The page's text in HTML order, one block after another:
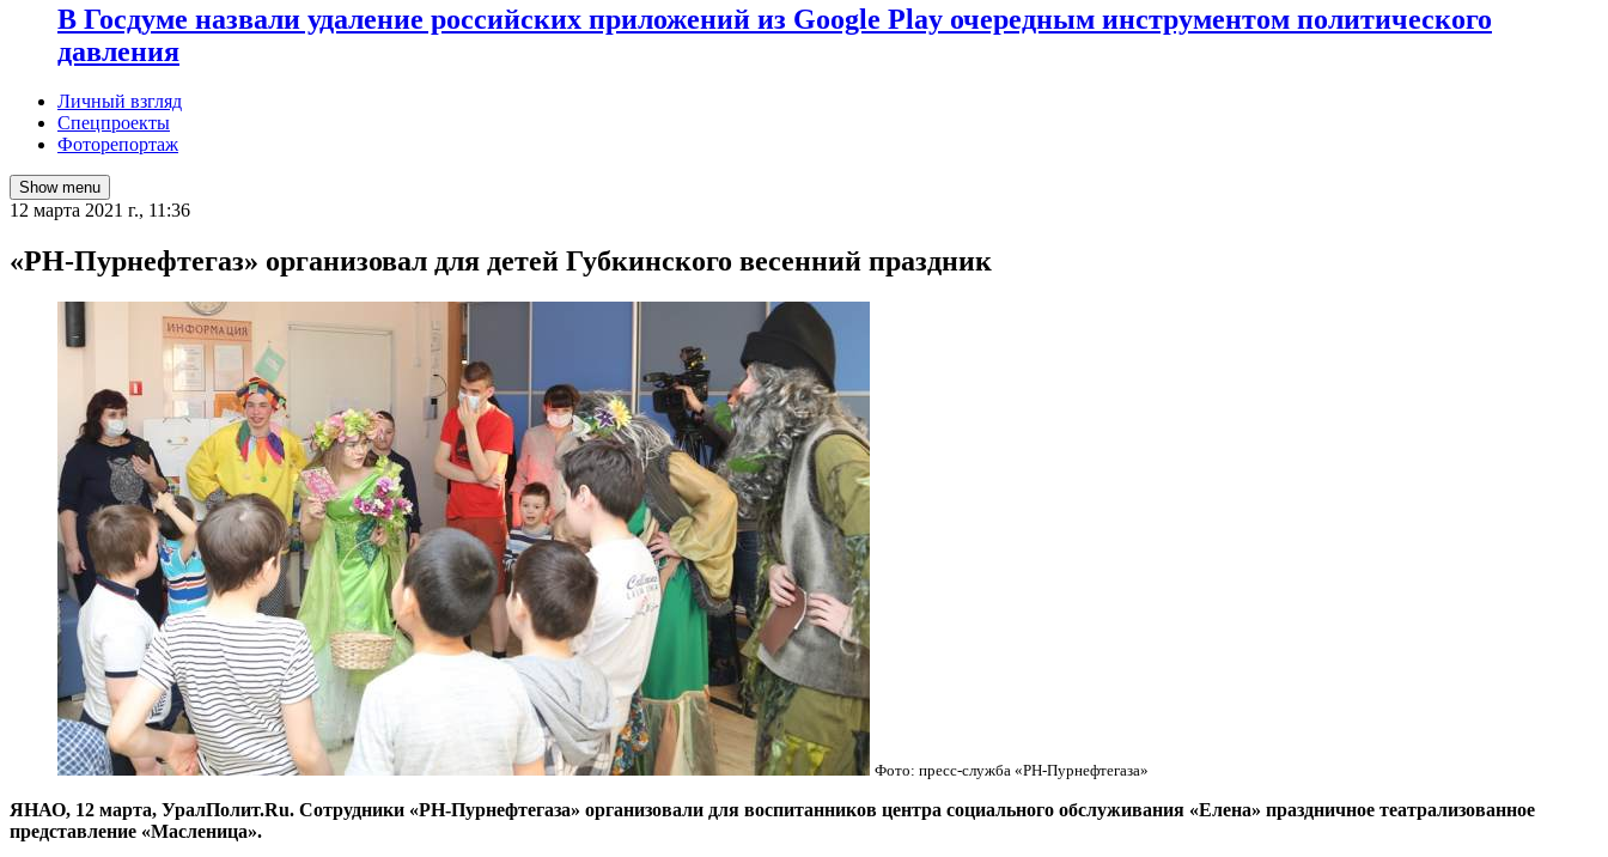
В Госдуме назвали удаление российских приложений из Google Play очередным инструментом политического
давления
Личный взгляд
Спецпроекты
Фоторепортаж
Show menu
12 марта 2021 г., 11:36
«РН-Пурнефтегаз» организовал для детей Губкинского весенний праздник
Фото: пресс-служба «РН-Пурнефтегаза»
ЯНАО, 12 марта, УралПолит.Ru. Сотрудники «РН-Пурнефтегаза» организовали для воспитанников центра социального обслуживания «Елена» праздничное театрализованное
представление «Масленица».